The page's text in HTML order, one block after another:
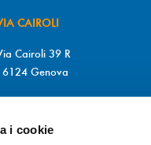
i cookie
CAIROLI
Cairoli 39 R
Genova